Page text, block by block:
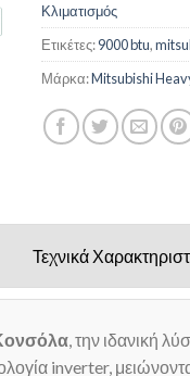
Κλιματισμός
Ετικέτες:9000 btu,
Μάρκα:Mitsubishi
Τεχνικά
, την ιδανική
inverter,